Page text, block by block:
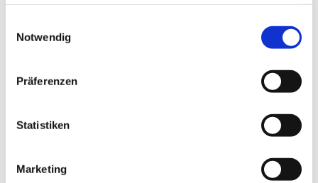
Notwendig
Präferenzen
Statistiken
Marketing